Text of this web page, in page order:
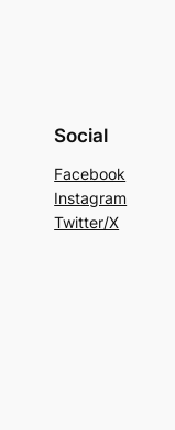
Social
Facebook
Instagram
Twitter/X